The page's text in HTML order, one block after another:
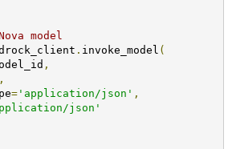
model
. invoke_model (
,
='application/json' ,
json'